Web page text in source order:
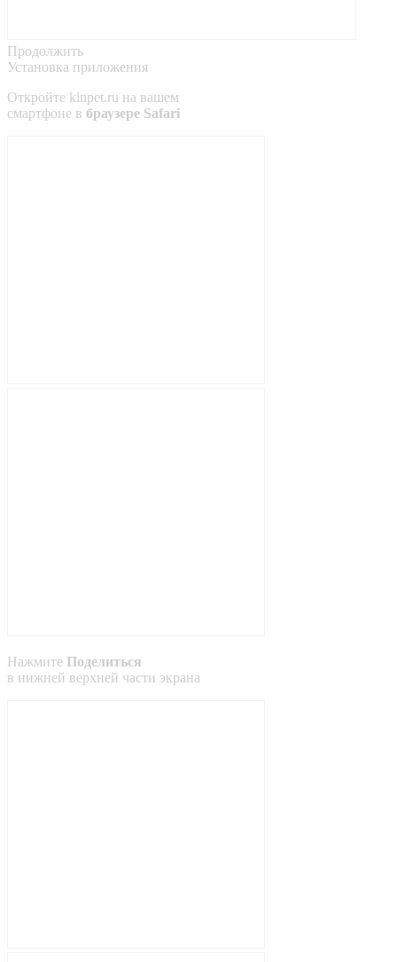
Продолжить
Установка приложения
Откройте kinpet.ru на вашем
смартфоне в браузере Safari
Нажмите Поделиться
в нижней верхней части экрана